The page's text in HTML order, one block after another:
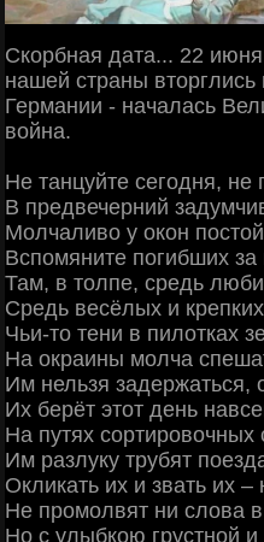
Cкорбная дата... 22
нашей страны
Германии - началась
война.
Не танцуйте сегодня, не
В предвечерний
Молчаливо у окон
Вспомяните погибших за
Там, в толпе, средь
Средь весёлых и
Чьи-то тени в пилотках
На окраины молча
Им нельзя задержаться,
Их берёт этот день
На путях сортировочных
Им разлуку трубят
Окликать их и звать их –
Не промолвят ни слова в
Но с улыбкою грустной и